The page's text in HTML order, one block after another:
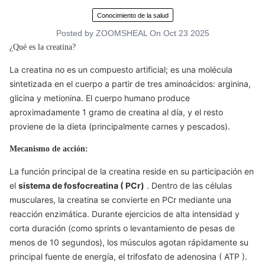
Conocimiento de la salud
Posted by ZOOMSHEAL On Oct 23 2025
¿Qué es la creatina?
La creatina no es un compuesto artificial; es una molécula
sintetizada en el cuerpo a partir de tres aminoácidos: arginina,
glicina y metionina. El cuerpo humano produce
aproximadamente 1 gramo de creatina al día, y el resto
proviene de la dieta (principalmente carnes y pescados).
Mecanismo de acción:
La función principal de la creatina reside en su participación en
el sistema de fosfocreatina ( PCr) . Dentro de las células
musculares, la creatina se convierte en PCr mediante una
reacción enzimática. Durante ejercicios de alta intensidad y
corta duración (como sprints o levantamiento de pesas de
menos de 10 segundos), los músculos agotan rápidamente su
principal fuente de energía, el trifosfato de adenosina ( ATP ).